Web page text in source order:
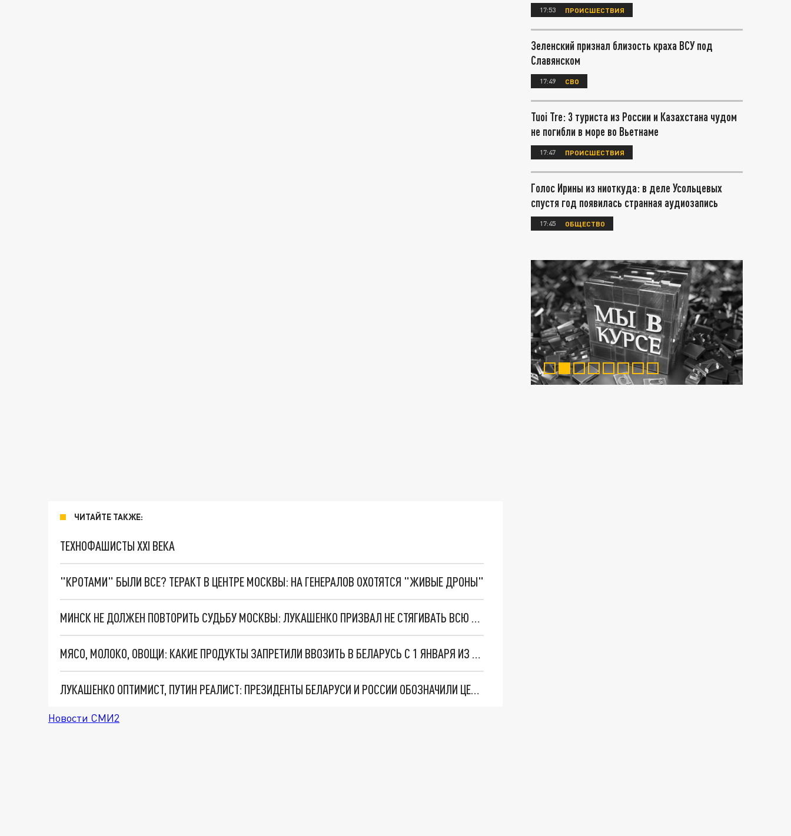
ЧИТАЙТЕ ТАКЖЕ:
ТЕХНОФАШИСТЫ XXI ВЕКА
"КРОТАМИ" БЫЛИ ВСЕ? ТЕРАКТ В ЦЕНТРЕ МОСКВЫ: НА ГЕНЕРАЛОВ ОХОТЯТСЯ "ЖИВЫЕ ДРОНЫ"
МИНСК НЕ ДОЛЖЕН ПОВТОРИТЬ СУДЬБУ МОСКВЫ: ЛУКАШЕНКО ПРИЗВАЛ НЕ СТЯГИВАТЬ ВСЮ СТРАНУ В СТОЛИЦУ
МЯСО, МОЛОКО, ОВОЩИ: КАКИЕ ПРОДУКТЫ ЗАПРЕТИЛИ ВВОЗИТЬ В БЕЛАРУСЬ С 1 ЯНВАРЯ ИЗ 37 СТРАН
ЛУКАШЕНКО ОПТИМИСТ, ПУТИН РЕАЛИСТ: ПРЕЗИДЕНТЫ БЕЛАРУСИ И РОССИИ ОБОЗНАЧИЛИ ЦЕЛЬ СОЮЗНОГО ГОСУДАРСТВА
Новости СМИ2
17:53 ПРОИСШЕСТВИЯ
Зеленский признал близость краха ВСУ под
Славянском
17:49 СВО
Tuoi Tre: 3 туриста из России и Казахстана чудом
не погибли в море во Вьетнаме
17:47 ПРОИСШЕСТВИЯ
Голос Ирины из ниоткуда: в деле Усольцевых
спустя год появилась странная аудиозапись
17:45 ОБЩЕСТВО